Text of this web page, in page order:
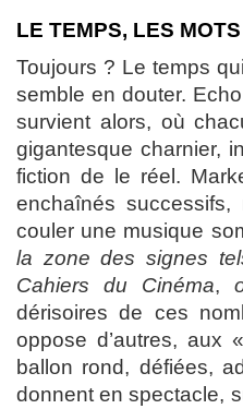
LE TEMPS, LES MOTS
Toujours ? Le temps
semble en douter.
survient alors, où
gigantesque charnier,
fiction de le réel.
enchaînés successifs,
couler une musique
la zone des signes
Cahiers du Cinéma,
dérisoires de ces
oppose d’autres, aux
ballon rond, défiées,
donnent en spectacle,